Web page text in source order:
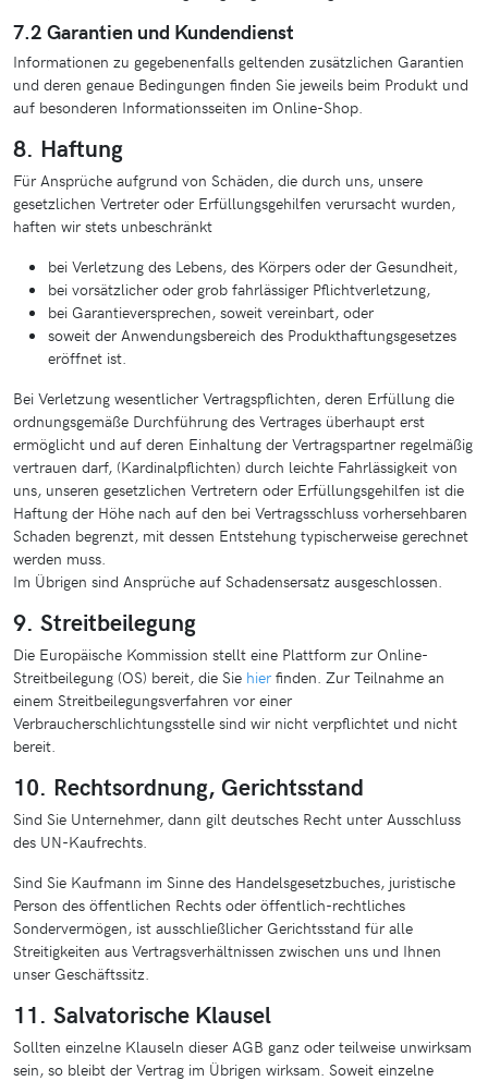
7.2 Garantien und Kundendienst
Informationen zu gegebenenfalls geltenden zusätzlichen Garantien
und deren genaue Bedingungen finden Sie jeweils beim Produkt und
auf besonderen Informationsseiten im Online-Shop.
8. Haftung
Für Ansprüche aufgrund von Schäden, die durch uns, unsere
gesetzlichen Vertreter oder Erfüllungsgehilfen verursacht wurden,
haften wir stets unbeschränkt
bei Verletzung des Lebens, des Körpers oder der Gesundheit,
bei vorsätzlicher oder grob fahrlässiger Pflichtverletzung,
bei Garantieversprechen, soweit vereinbart, oder
soweit der Anwendungsbereich des Produkthaftungsgesetzes
eröffnet ist.
Bei Verletzung wesentlicher Vertragspflichten, deren Erfüllung die
ordnungsgemäße Durchführung des Vertrages überhaupt erst
ermöglicht und auf deren Einhaltung der Vertragspartner regelmäßig
vertrauen darf, (Kardinalpflichten) durch leichte Fahrlässigkeit von
uns, unseren gesetzlichen Vertretern oder Erfüllungsgehilfen ist die
Haftung der Höhe nach auf den bei Vertragsschluss vorhersehbaren
Schaden begrenzt, mit dessen Entstehung typischerweise gerechnet
werden muss.
Im Übrigen sind Ansprüche auf Schadensersatz ausgeschlossen.
9. Streitbeilegung
Die Europäische Kommission stellt eine Plattform zur Online-
Streitbeilegung (OS) bereit, die Sie hier finden. Zur Teilnahme an
einem Streitbeilegungsverfahren vor einer
Verbraucherschlichtungsstelle sind wir nicht verpflichtet und nicht
bereit.
10. Rechtsordnung, Gerichtsstand
Sind Sie Unternehmer, dann gilt deutsches Recht unter Ausschluss
des UN-Kaufrechts.
Sind Sie Kaufmann im Sinne des Handelsgesetzbuches, juristische
Person des öffentlichen Rechts oder öffentlich-rechtliches
Sondervermögen, ist ausschließlicher Gerichtsstand für alle
Streitigkeiten aus Vertragsverhältnissen zwischen uns und Ihnen
unser Geschäftssitz.
11. Salvatorische Klausel
Sollten einzelne Klauseln dieser AGB ganz oder teilweise unwirksam
sein, so bleibt der Vertrag im Übrigen wirksam. Soweit einzelne